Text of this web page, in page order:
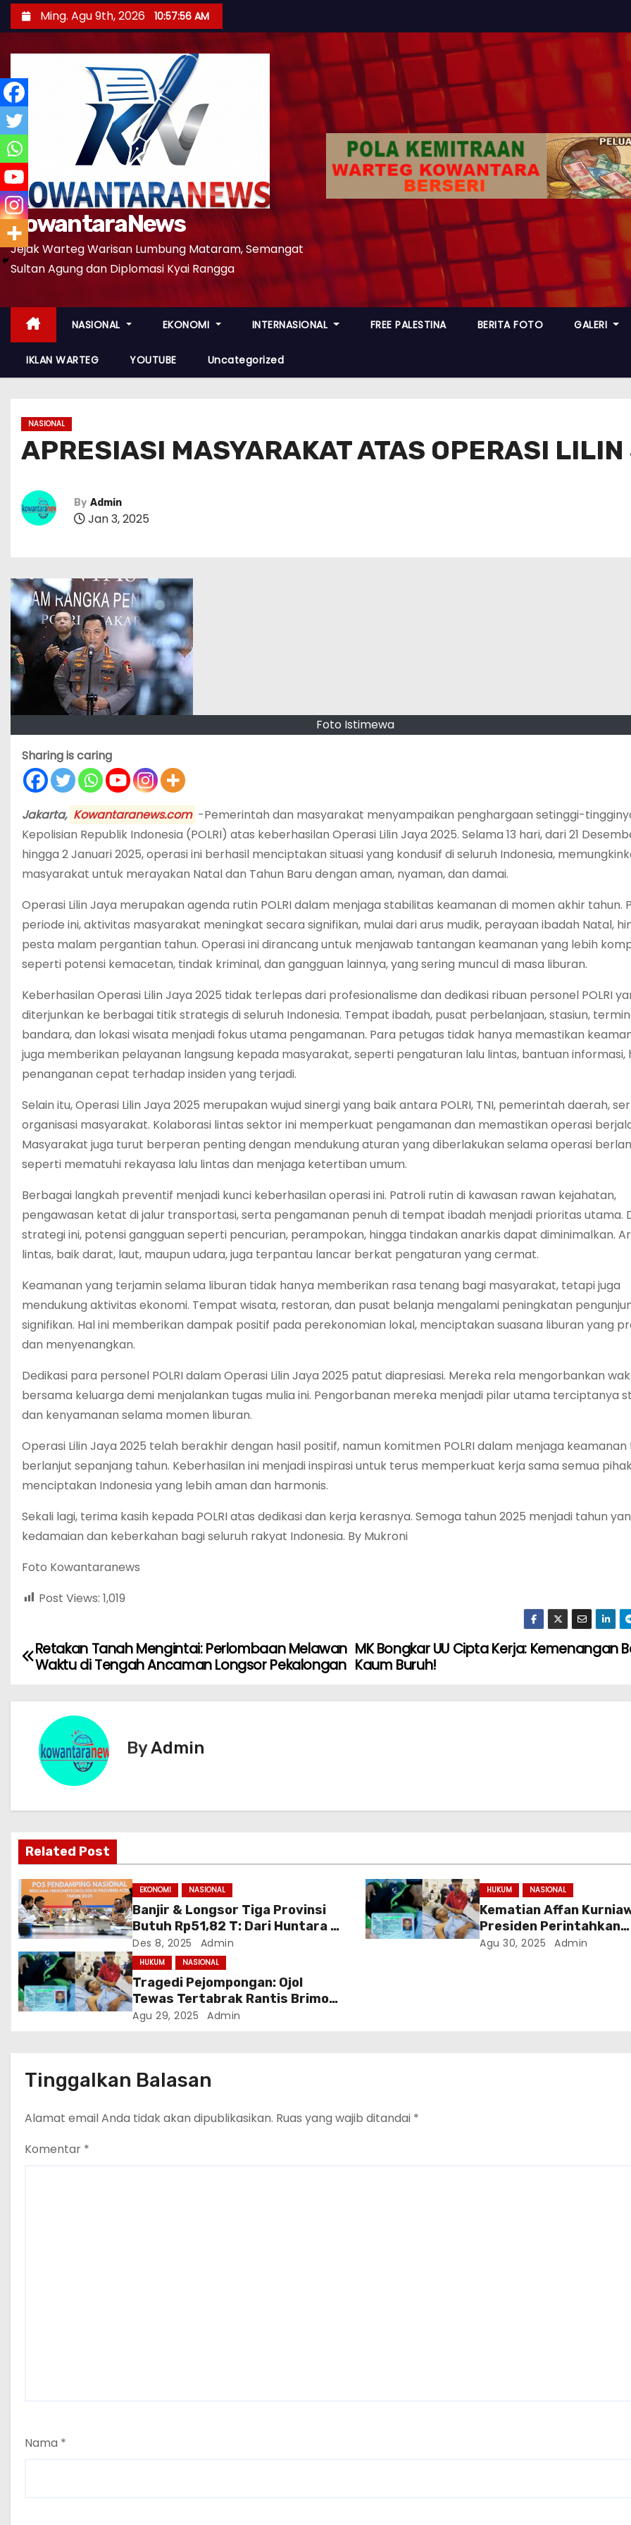
k
t
o
n
e
t
Ming. Agu 9th, 2026 10:57:57 AM
KowantaraNews
Jejak Warteg Warisan Lumbung Mataram, Semangat
Sultan Agung dan Diplomasi Kyai Rangga
NASIONAL EKONOMI INTERNASIONAL FREE PALESTINA BERITA FOTO GALERI
IKLAN WARTEG YOUTUBE Uncategorized
NASIONAL
APRESIASI MASYARAKAT ATAS OPERASI
By Admin
Jan 3, 2025
Foto Istimewa
Sharing is caring
Jakarta, Kowantaranews.com -Pemerintah dan masyarakat menyampaikan penghargaan setinggi-
Kepolisian Republik Indonesia (POLRI) atas keberhasilan Operasi Lilin Jaya 2025. Selama 13 hari, dari 21
hingga 2 Januari 2025, operasi ini berhasil menciptakan situasi yang kondusif di seluruh Indonesia,
masyarakat untuk merayakan Natal dan Tahun Baru dengan aman, nyaman, dan damai.
Operasi Lilin Jaya merupakan agenda rutin POLRI dalam menjaga stabilitas keamanan di momen akhir tahun.
periode ini, aktivitas masyarakat meningkat secara signifikan, mulai dari arus mudik, perayaan ibadah Natal,
pesta malam pergantian tahun. Operasi ini dirancang untuk menjawab tantangan keamanan yang lebih
seperti potensi kemacetan, tindak kriminal, dan gangguan lainnya, yang sering muncul di masa liburan.
Keberhasilan Operasi Lilin Jaya 2025 tidak terlepas dari profesionalisme dan dedikasi ribuan personel POLRI
diterjunkan ke berbagai titik strategis di seluruh Indonesia. Tempat ibadah, pusat perbelanjaan, stasiun,
bandara, dan lokasi wisata menjadi fokus utama pengamanan. Para petugas tidak hanya memastikan
juga memberikan pelayanan langsung kepada masyarakat, seperti pengaturan lalu lintas, bantuan informasi,
penanganan cepat terhadap insiden yang terjadi.
Selain itu, Operasi Lilin Jaya 2025 merupakan wujud sinergi yang baik antara POLRI, TNI, pemerintah daerah,
organisasi masyarakat. Kolaborasi lintas sektor ini memperkuat pengamanan dan memastikan operasi
Masyarakat juga turut berperan penting dengan mendukung aturan yang diberlakukan selama operasi
seperti mematuhi rekayasa lalu lintas dan menjaga ketertiban umum.
Berbagai langkah preventif menjadi kunci keberhasilan operasi ini. Patroli rutin di kawasan rawan kejahatan,
pengawasan ketat di jalur transportasi, serta pengamanan penuh di tempat ibadah menjadi prioritas utama.
strategi ini, potensi gangguan seperti pencurian, perampokan, hingga tindakan anarkis dapat diminimalkan.
lintas, baik darat, laut, maupun udara, juga terpantau lancar berkat pengaturan yang cermat.
Keamanan yang terjamin selama liburan tidak hanya memberikan rasa tenang bagi masyarakat, tetapi juga
mendukung aktivitas ekonomi. Tempat wisata, restoran, dan pusat belanja mengalami peningkatan
signifikan. Hal ini memberikan dampak positif pada perekonomian lokal, menciptakan suasana liburan yang
dan menyenangkan.
Dedikasi para personel POLRI dalam Operasi Lilin Jaya 2025 patut diapresiasi. Mereka rela mengorbankan
bersama keluarga demi menjalankan tugas mulia ini. Pengorbanan mereka menjadi pilar utama terciptanya
dan kenyamanan selama momen liburan.
Operasi Lilin Jaya 2025 telah berakhir dengan hasil positif, namun komitmen POLRI dalam menjaga
berlanjut sepanjang tahun. Keberhasilan ini menjadi inspirasi untuk terus memperkuat kerja sama semua
menciptakan Indonesia yang lebih aman dan harmonis.
Sekali lagi, terima kasih kepada POLRI atas dedikasi dan kerja kerasnya. Semoga tahun 2025 menjadi tahun
kedamaian dan keberkahan bagi seluruh rakyat Indonesia. By Mukroni
Foto Kowantaranews
Post Views: 1,019
N
s
i
p
o
s
MK Bongkar UU Cipta Kerja: Kemenangan
Kaum Buruh!
Retakan Tanah Mengintai: Perlombaan Melawan
Waktu di Tengah Ancaman Longsor Pekalongan
ByAdmin
Related Post
EKONOMI NASIONAL
Banjir & Longsor Tiga Provinsi
Butuh Rp51,82 T: Dari Huntara 6
Bulan hingga Relokasi Permanen
Des 8, 2025 Admin
HUKUM NASIONAL
Kematian Affan
Presiden Perintahkan
Pengusutan, Protes
Agu 30, 2025 Admin
HUKUM NASIONAL
Tragedi Pejompongan: Ojol
Tewas Tertabrak Rantis Brimob
di Tengah Unjuk Rasa Buruh
Agu 29, 2025 Admin
Tinggalkan Balasan
Alamat email Anda tidak akan dipublikasikan. Ruas yang wajib ditandai *
Komentar *
Nama *